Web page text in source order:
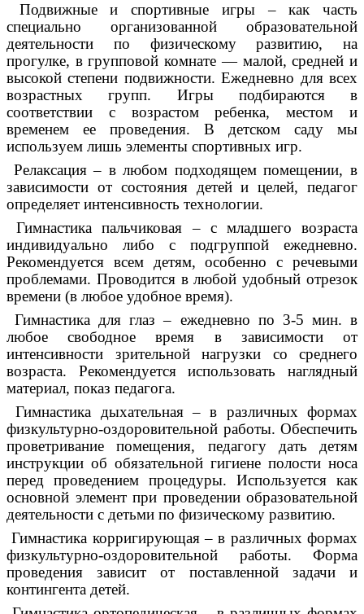
Подвижные и спортивные игры – как часть
специально организованной образовательной
деятельности по физическому развитию, на
прогулке, в групповой комнате — малой, средней и
высокой степени подвижности. Ежедневно для всех
возрастных групп. Игры подбираются в
соответствии с возрастом ребенка, местом и
временем ее проведения. В детском саду мы
используем лишь элементы спортивных игр.
Релаксация – в любом подходящем помещении, в
зависимости от состояния детей и целей, педагог
определяет интенсивность технологии.
Гимнастика пальчиковая – с младшего возраста
индивидуально либо с подгруппой ежедневно.
Рекомендуется всем детям, особенно с речевыми
проблемами. Проводится в любой удобный отрезок
времени (в любое удобное время).
Гимнастика для глаз – ежедневно по 3-5 мин. в
любое свободное время в зависимости от
интенсивности зрительной нагрузки со среднего
возраста. Рекомендуется использовать наглядный
материал, показ педагога.
Гимнастика дыхательная – в различных формах
физкультурно-оздоровительной работы. Обеспечить
проветривание помещения, педагогу дать детям
инструкции об обязательной гигиене полости носа
перед проведением процедуры. Используется как
основной элемент при проведении образовательной
деятельности с детьми по физическому развитию.
Гимнастика корригирующая – в различных формах
физкультурно-оздоровительной работы. Форма
проведения зависит от поставленной задачи и
контингента детей.